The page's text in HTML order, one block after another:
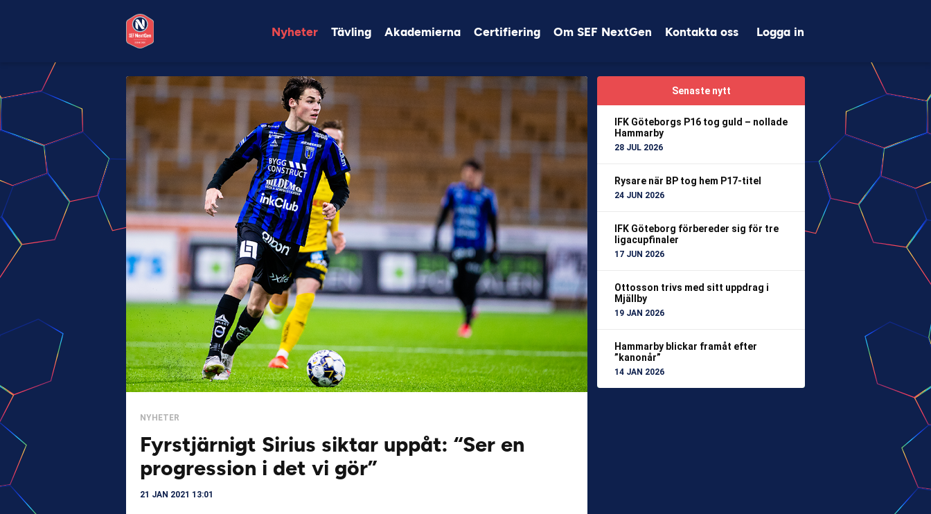
Nyheter Tävling Akademierna Certifiering Om SEF NextGen Kontakta oss Logga in
NYHETER
Fyrstjärnigt Sirius siktar uppåt: “Ser en
progression i det vi gör”
21 JAN 2021 13:01
Senaste nytt
IFK Göteborgs P16 tog guld – nollade
Hammarby
28 JUL 2026
Rysare när BP tog hem P17-titel
24 JUN 2026
IFK Göteborg förbereder sig för tre
ligacupfinaler
17 JUN 2026
Ottosson trivs med sitt uppdrag i
Mjällby
19 JAN 2026
Hammarby blickar framåt efter
”kanonår”
14 JAN 2026